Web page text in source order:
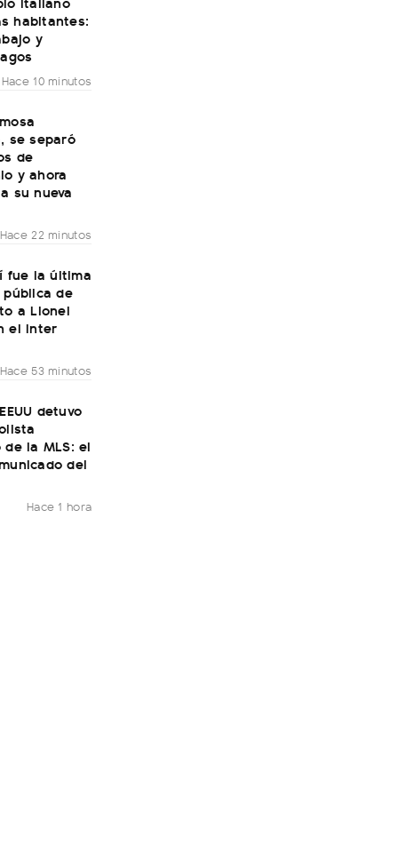
habitantes:
y
Hace 10 minutos
se separó
de
y ahora
su nueva
Hace 22 minutos
fue la última
de
a Lionel
el Inter
Hace 53 minutos
detuvo
la MLS: el
del
Hace 1 hora